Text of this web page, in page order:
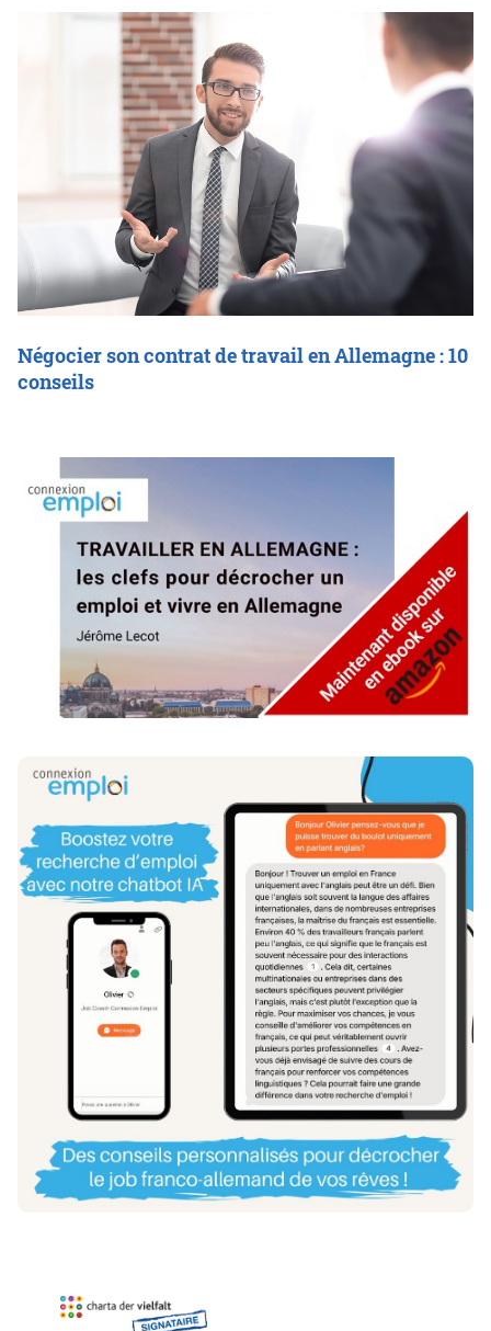
Négocier son contrat de travail en Allemagne : 10
conseils